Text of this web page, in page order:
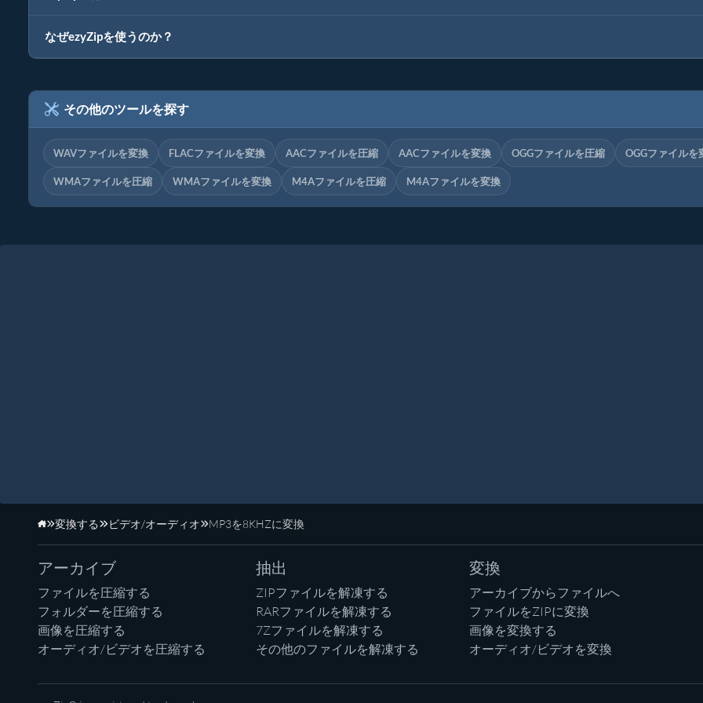
なぜezyZipを使うのか？
その他のツールを探す
WAVファイルを変換 FLACファイルを変換 AACファイルを圧縮 AACファイルを変換 OGGファイルを圧縮 OGGファイルを
WMAファイルを圧縮 WMAファイルを変換 M4Aファイルを圧縮 M4Aファイルを変換
ホーム
変換する ビデオ/オーディオ MP3を8KHZに変換
アーカイブ
ファイルを圧縮する
フォルダーを圧縮する
画像を圧縮する
オーディオ/ビデオを圧縮する
抽出
ZIPファイルを解凍する
RARファイルを解凍する
7Zファイルを解凍する
その他のファイルを解凍する
変換
アーカイブからファイルへ
ファイルをZIPに変換
画像を変換する
オーディオ/ビデオを変換